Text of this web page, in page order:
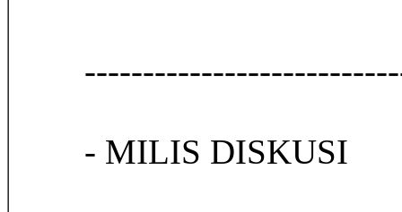
- MILIS DISKUSI